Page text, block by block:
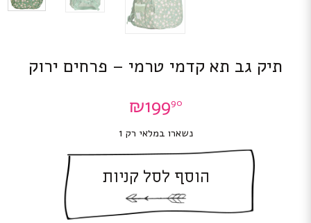
תיק גב תא קדמי טרמי – פרחים ירוק
₪19990
נשארו במלאי רק 1
הוסף לסל קניות